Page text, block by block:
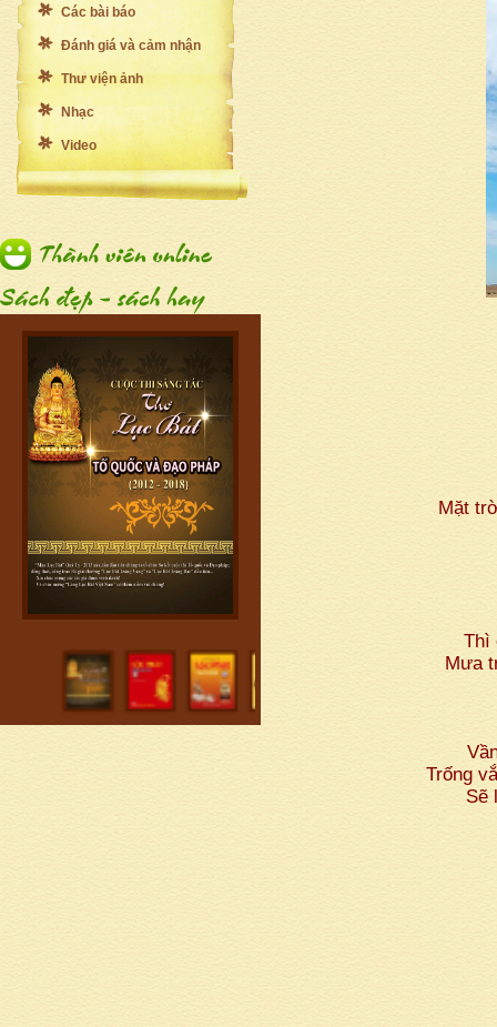
Các bài báo
Đánh giá và cảm nhận
Thư viện ảnh
Nhạc
Video
Mặt
Thì
Mưa
Trống
Sẽ